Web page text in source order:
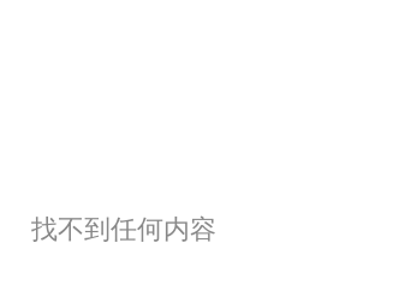
找不到任何内容